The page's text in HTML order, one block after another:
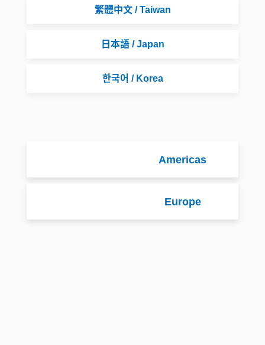
繁體中文 / Taiwan
日本語 / Japan
한국어 / Korea
Americas
Europe